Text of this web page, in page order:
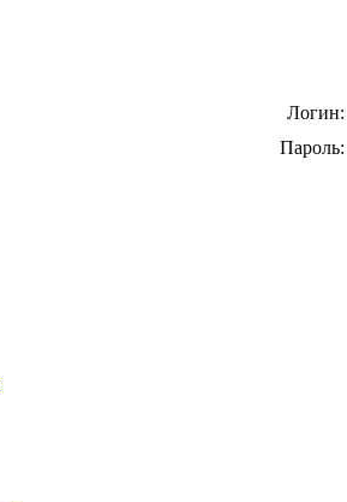
Логин:
Пароль: